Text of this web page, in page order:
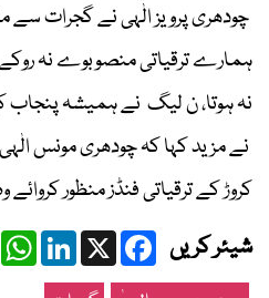
چودھری پرویز الٰہی نے گجرات سے
ہمارے ترقیاتی منصوبوے نہ
نہ ہوتا، ن لیگ نے ہمیشہ پنجاب
کروڑ کے ترقیاتی فنڈز منظور کروائے
شیئر کریں Facebook
X
LinkedIn